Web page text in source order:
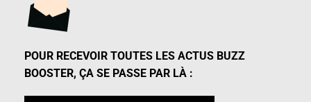
POUR RECEVOIR TOUTES LES ACTUS BUZZ
BOOSTER, ÇA SE PASSE PAR LÀ :